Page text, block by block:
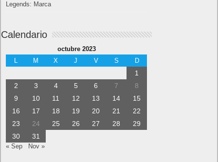
Legends: Marca
Calendario
octubre 2023
L
M X J V S D
1
2
3 4 5 6 7
8
9
10 11 12 13 14
15
16
17 18 19 20 21
22
23
24 25 26 27 28
29
30
31
« Sep Nov »